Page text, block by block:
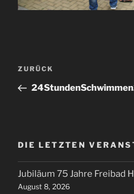
Beitragsnavigation
Vorheriger
Beitrag
ZURÜCK
DIE LETZTEN
Jubiläum 75 Jahre Freibad
August 8, 2026